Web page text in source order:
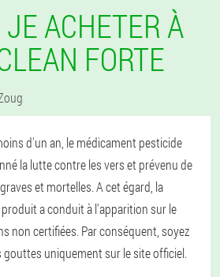
JE ACHETER À
FORTE
d'un an, le médicament pesticide
la lutte contre les vers et prévenu de
et mortelles. A cet égard, la
a conduit à l'apparition sur le
non certifiées. Par conséquent, soyez
gouttes uniquement sur le site officiel.